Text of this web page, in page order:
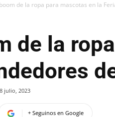
de la ropa para mascotas en la
de la
8 julio, 2023
+ Seguinos en Google